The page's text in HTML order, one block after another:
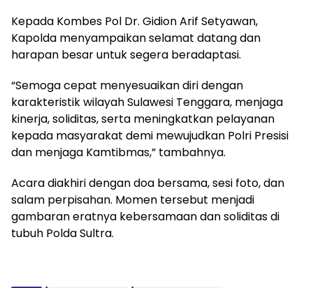
Kepada Kombes Pol Dr. Gidion Arif Setyawan,
Kapolda menyampaikan selamat datang dan
harapan besar untuk segera beradaptasi.
“Semoga cepat menyesuaikan diri dengan
karakteristik wilayah Sulawesi Tenggara, menjaga
kinerja, soliditas, serta meningkatkan pelayanan
kepada masyarakat demi mewujudkan Polri Presisi
dan menjaga Kamtibmas,” tambahnya.
Acara diakhiri dengan doa bersama, sesi foto, dan
salam perpisahan. Momen tersebut menjadi
gambaran eratnya kebersamaan dan soliditas di
tubuh Polda Sultra.